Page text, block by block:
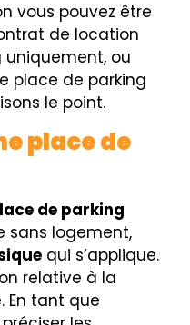
vous pouvez être
de location
uniquement, ou
place de parking
le point.
place de
de parking
sans logement,
qui s’applique.
relative à la
En tant que